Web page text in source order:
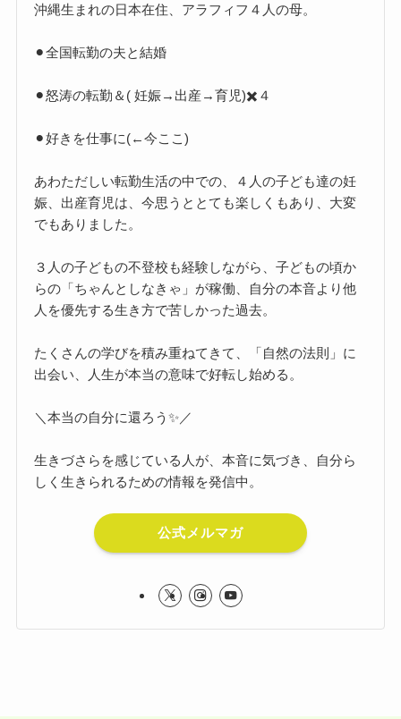
沖縄生まれの日本在住、アラフィフ４人の母。
⚫︎全国転勤の夫と結婚
⚫︎怒涛の転勤＆( 妊娠→出産→育児)✖️４
⚫︎好きを仕事に(←今ここ)
あわただしい転勤生活の中での、４人の子ども達の妊
娠、出産育児は、今思うととても楽しくもあり、大変
でもありました。
３人の子どもの不登校も経験しながら、子どもの頃か
らの「ちゃんとしなきゃ」が稼働、自分の本音より他
人を優先する生き方で苦しかった過去。
たくさんの学びを積み重ねてきて、「自然の法則」に
出会い、人生が本当の意味で好転し始める。
＼本当の自分に還ろう✨／
生きづさらを感じている人が、本音に気づき、自分ら
しく生きられるための情報を発信中。
公式メルマガ